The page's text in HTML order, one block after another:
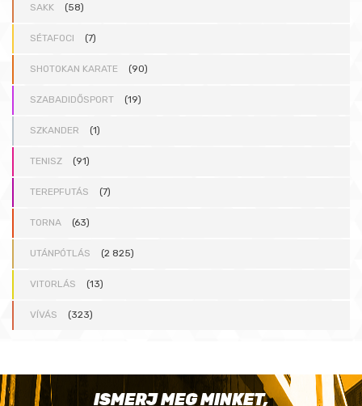
SAKK (58)
SÉTAFOCI (7)
SHOTOKAN KARATE (90)
SZABADIDŐSPORT (19)
SZKANDER (1)
TENISZ (91)
TEREPFUTÁS (7)
TORNA (63)
UTÁNPÓTLÁS (2 825)
VITORLÁS (13)
VÍVÁS (323)
ISMERJ MEG MINKET,